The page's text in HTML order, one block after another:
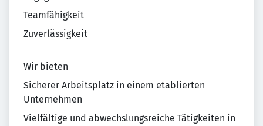
Teamfähigkeit
Zuverlässigkeit
Wir bieten
Sicherer Arbeitsplatz in einem etablierten
Unternehmen
Vielfältige und abwechslungsreiche Tätigkeiten in